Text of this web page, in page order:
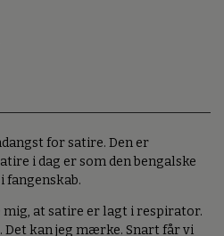
for satire. Den er
i dag er som den bengalske
fangenskab.
at satire er lagt i respirator.
Det kan jeg mærke. Snart får vi